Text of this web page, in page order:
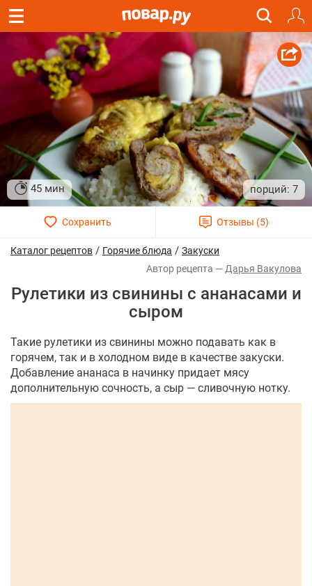
45 мин 7
Каталог рецептов / Горячие блюда / Закуски
Дарья Вакулова
Рулетики из свинины с ананасами и
сыром
Такие рулетики из свинины можно подавать как в
горячем, так и в холодном виде в качестве закуски.
Добавление ананаса в начинку придает мясу
дополнительную сочность, а сыр — сливочную нотку.